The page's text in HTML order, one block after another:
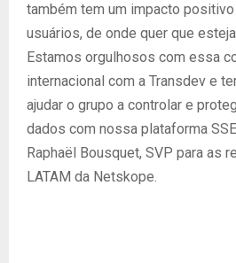
também tem um impacto
usuários, de onde quer que
Estamos orgulhosos com essa
internacional com a Transdev e
ajudar o grupo a controlar e
dados com nossa plataforma
Raphaël Bousquet, SVP para as
LATAM da Netskope.